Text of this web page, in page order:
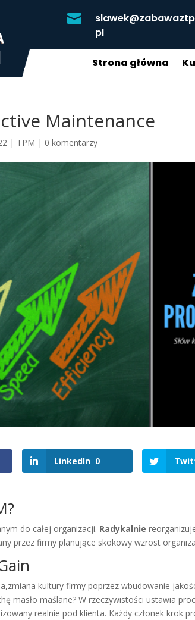

pl
Strona główna
Maintenance
| TPM | 0 komentarzy
LinkedIn 0
do całej organizacji. Radykalnie
przez firmy planujące skokowy wzrost
kultury firmy poprzez wbudowanie
masło maślane? W rzeczywistości ustawia
realnie pod klienta. Każdy członek krok